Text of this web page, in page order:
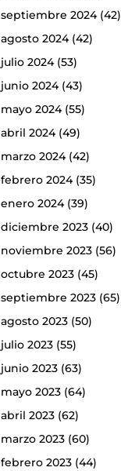
septiembre 2024(42)
agosto 2024(42)
julio 2024(53)
junio 2024(43)
mayo 2024(55)
abril 2024(49)
marzo 2024(42)
febrero 2024(35)
enero 2024(39)
diciembre 2023(40)
noviembre 2023(56)
octubre 2023(45)
septiembre 2023(65)
agosto 2023(50)
julio 2023(55)
junio 2023(63)
mayo 2023(64)
abril 2023(62)
marzo 2023(60)
febrero 2023(44)